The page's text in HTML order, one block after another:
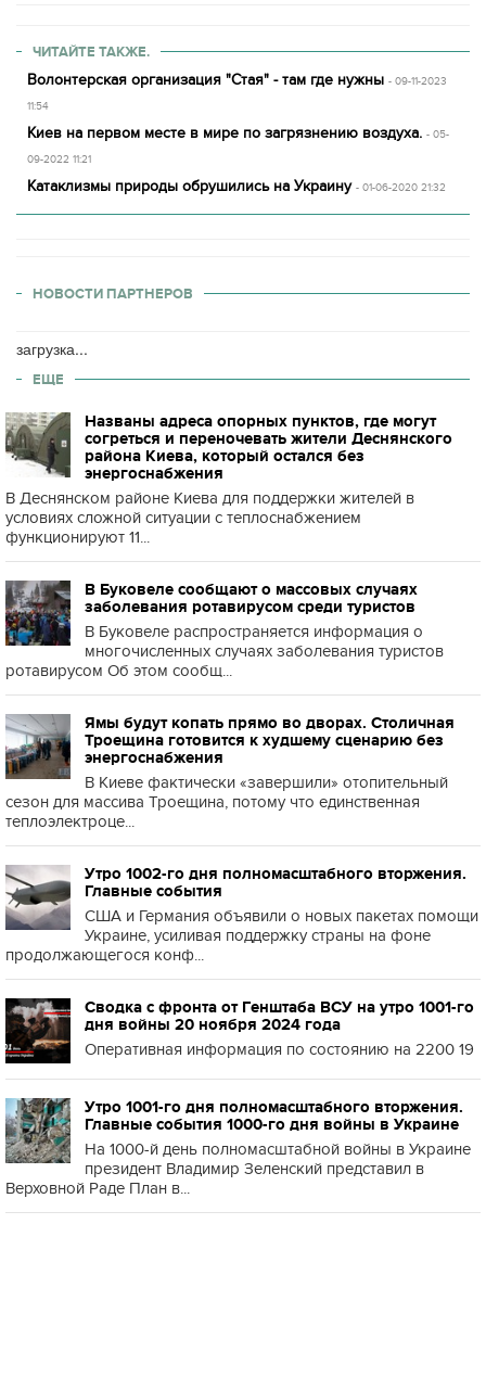
ЧИТАЙТЕ ТАКЖЕ.
Волонтерская организация "Стая" - там где нужны - 09-11-2023
11:54
Киев на первом месте в мире по загрязнению воздуха. - 05-
09-2022 11:21
Катаклизмы природы обрушились на Украину - 01-06-2020 21:32
НОВОСТИ ПАРТНЕРОВ
загрузка...
ЕЩЕ
Названы адреса опорных пунктов, где могут
согреться и переночевать жители Деснянского
района Киева, который остался без
энергоснабжения
В Деснянском районе Киева для поддержки жителей в
условиях сложной ситуации с теплоснабжением
функционируют 11...
В Буковеле сообщают о массовых случаях
заболевания ротавирусом среди туристов
В Буковеле распространяется информация о
многочисленных случаях заболевания туристов
ротавирусом Об этом сообщ...
Ямы будут копать прямо во дворах. Столичная
Троещина готовится к худшему сценарию без
энергоснабжения
В Киеве фактически «завершили» отопительный
сезон для массива Троещина, потому что единственная
теплоэлектроце...
Утро 1002-го дня полномасштабного вторжения.
Главные события
США и Германия объявили о новых пакетах помощи
Украине, усиливая поддержку страны на фоне
продолжающегося конф...
Сводка с фронта от Генштаба ВСУ на утро 1001-го
дня войны 20 ноября 2024 года
Оперативная информация по состоянию на 2200 19
Утро 1001-го дня полномасштабного вторжения.
Главные события 1000-го дня войны в Украине
На 1000-й день полномасштабной войны в Украине
президент Владимир Зеленский представил в
Верховной Раде План в...